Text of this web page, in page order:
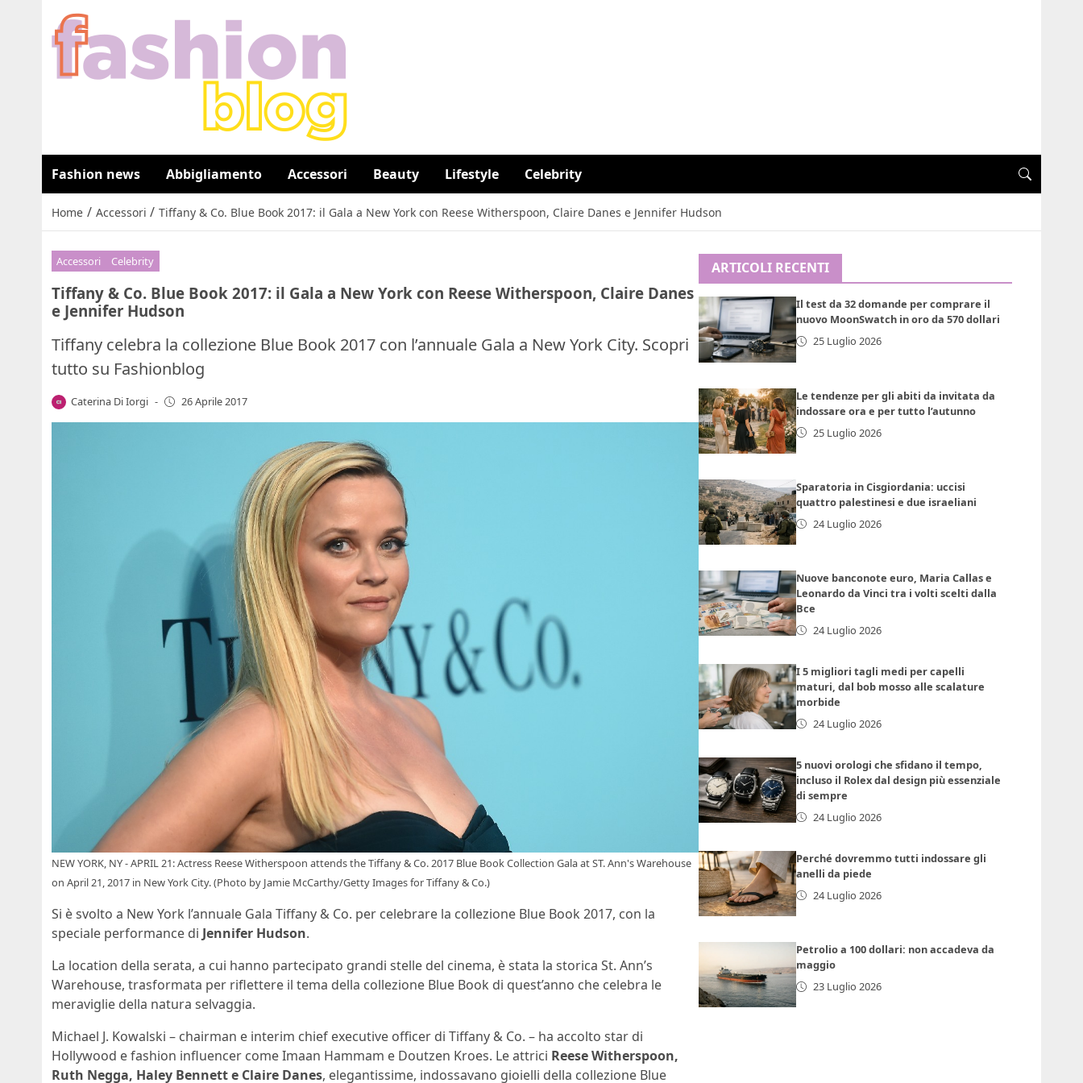
Fashion news Abbigliamento Accessori Beauty Lifestyle Celebrity
Home / Accessori / Tiffany & Co. Blue Book 2017: il Gala a New York con Reese Witherspoon, Claire Danes e Jennifer Hudson
Accessori Celebrity
Tiffany & Co. Blue Book 2017: il Gala a New York con Reese Witherspoon, Claire Danes
e Jennifer Hudson
Tiffany celebra la collezione Blue Book 2017 con l’annuale Gala a New York City. Scopri
tutto su Fashionblog
Caterina Di Iorgi - 26 Aprile 2017
NEW YORK, NY - APRIL 21: Actress Reese Witherspoon attends the Tiffany & Co. 2017 Blue Book Collection Gala at ST. Ann's Warehouse
on April 21, 2017 in New York City. (Photo by Jamie McCarthy/Getty Images for Tiffany & Co.)
Si è svolto a New York l’annuale Gala Tiffany & Co. per celebrare la collezione Blue Book 2017, con la
speciale performance di Jennifer Hudson.
La location della serata, a cui hanno partecipato grandi stelle del cinema, è stata la storica St. Ann’s
Warehouse, trasformata per riflettere il tema della collezione Blue Book di quest’anno che celebra le
meraviglie della natura selvaggia.
Michael J. Kowalski – chairman e interim chief executive officer di Tiffany & Co. – ha accolto star di
Hollywood e fashion influencer come Imaan Hammam e Doutzen Kroes. Le attrici Reese Witherspoon,
Ruth Negga, Haley Bennett e Claire Danes, elegantissime, indossavano gioielli della collezione Blue
ARTICOLI RECENTI
Il test da 32 domande per comprare il
nuovo MoonSwatch in oro da 570 dollari
25 Luglio 2026
Le tendenze per gli abiti da invitata da
indossare ora e per tutto l’autunno
25 Luglio 2026
Sparatoria in Cisgiordania: uccisi
quattro palestinesi e due israeliani
24 Luglio 2026
Nuove banconote euro, Maria Callas e
Leonardo da Vinci tra i volti scelti dalla
Bce
24 Luglio 2026
I 5 migliori tagli medi per capelli
maturi, dal bob mosso alle scalature
morbide
24 Luglio 2026
5 nuovi orologi che sfidano il tempo,
incluso il Rolex dal design più essenziale
di sempre
24 Luglio 2026
Perché dovremmo tutti indossare gli
anelli da piede
24 Luglio 2026
Petrolio a 100 dollari: non accadeva da
maggio
23 Luglio 2026